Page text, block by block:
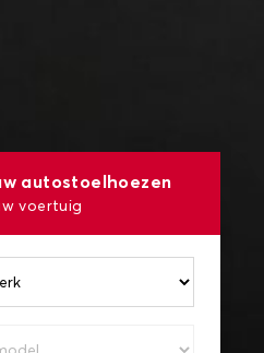
autostoelhoezen
voertuig